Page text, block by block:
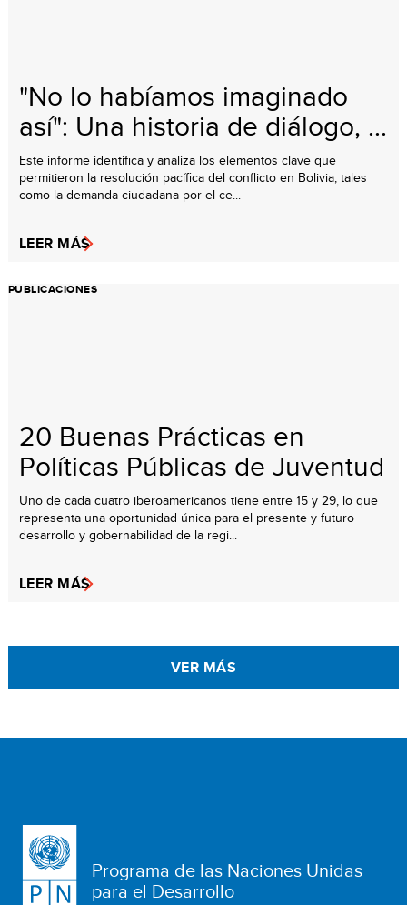
"No lo habíamos imaginado
así": Una historia de diálogo, ...
Este informe identifica y analiza los elementos clave que
permitieron la resolución pacífica del conflicto en Bolivia, tales
como la demanda ciudadana por el ce...
LEER MÁS
PUBLICACIONES
20 Buenas Prácticas en
Políticas Públicas de Juventud
Uno de cada cuatro iberoamericanos tiene entre 15 y 29, lo que
representa una oportunidad única para el presente y futuro
desarrollo y gobernabilidad de la regi...
LEER MÁS
VER MÁS
Programa de las Naciones Unidas
para el Desarrollo